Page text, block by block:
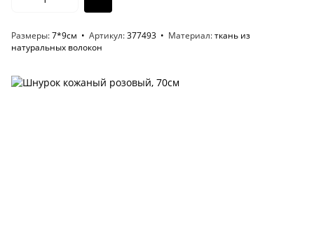
Размеры 7*9см Артикул 377493 Материал ткань из
натуральных волокон